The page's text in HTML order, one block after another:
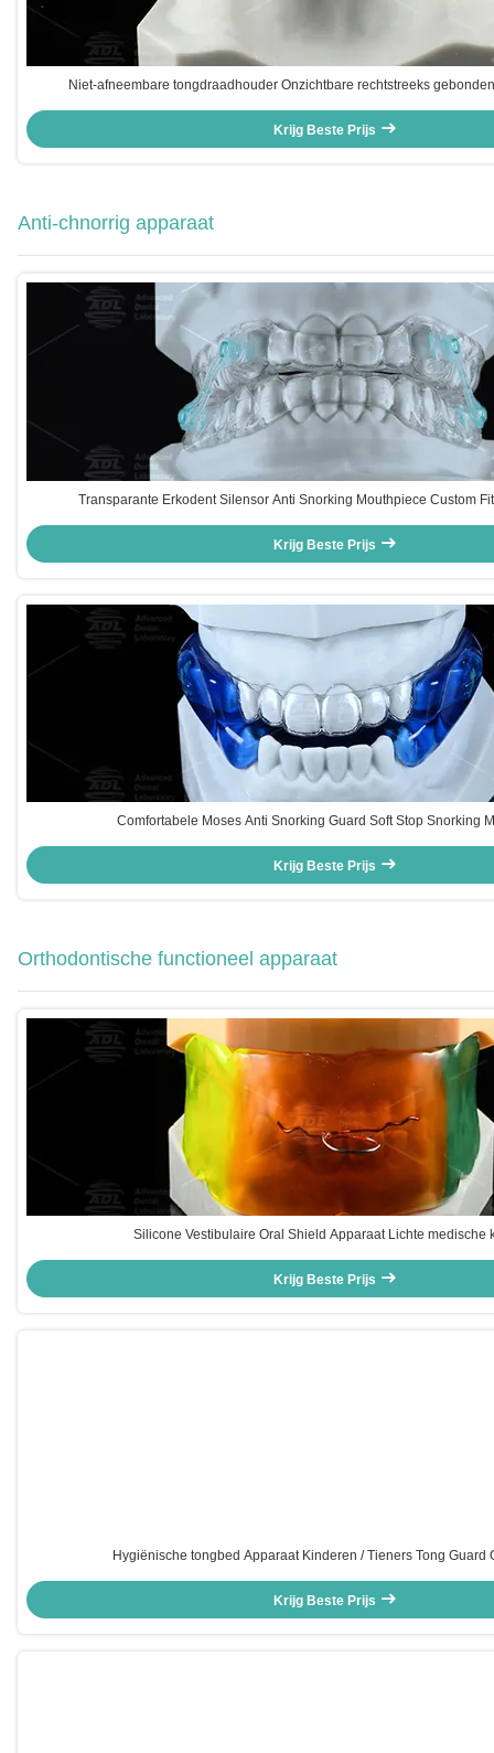
Niet-afneembare tongdraadhouder Onzichtbare rechtstreeks
Krijg Beste Prijs
Anti-chnorrig apparaat
Transparante Erkodent Silensor Anti Snorking Mouthpiece Custom
Krijg Beste Prijs
Comfortabele Moses Anti Snorking Guard Soft Stop Snorking
Krijg Beste Prijs
Orthodontische functioneel apparaat
Silicone Vestibulaire Oral Shield Apparaat Lichte medische
Krijg Beste Prijs
Hygiënische tongbed Apparaat Kinderen / Tieners Tong Guard
Krijg Beste Prijs